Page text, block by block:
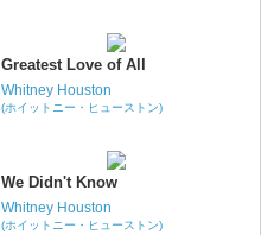
Greatest Love of All
Whitney Houston
(ホイットニー・ヒューストン)
We Didn't Know
Whitney Houston
(ホイットニー・ヒューストン)